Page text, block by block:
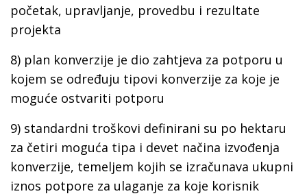
početak, upravljanje, provedbu i rezultate
projekta
8) plan konverzije je dio zahtjeva za potporu u
kojem se određuju tipovi konverzije za koje je
moguće ostvariti potporu
9) standardni troškovi definirani su po hektaru
za četiri moguća tipa i devet načina izvođenja
konverzije, temeljem kojih se izračunava ukupni
iznos potpore za ulaganje za koje korisnik